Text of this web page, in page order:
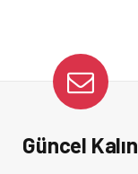
Güncel Kalın